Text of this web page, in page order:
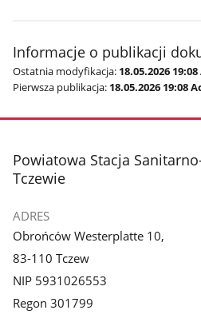
Informacje o publikacji
Ostatnia modyfikacja: 18.05.2026
Pierwsza publikacja: 18.05.2026 19:08
stopka
Powiatowa Stacja
Tczewie
ADRES
Obrońców Westerplatte 10,
83-110 Tczew
NIP 5931026553
Regon 301799